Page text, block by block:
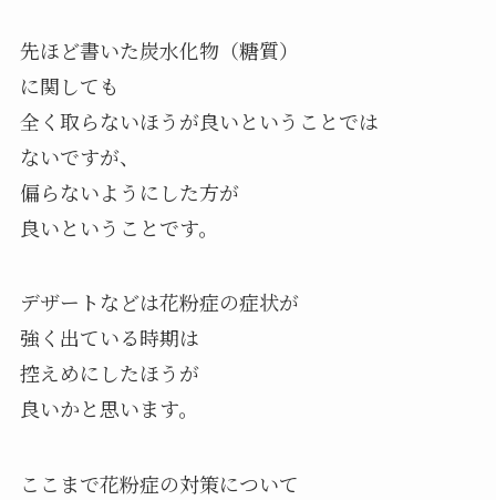
先ほど書いた炭水化物（糖質）
に関しても
全く取らないほうが良いということでは
ないですが、
偏らないようにした方が
良いということです。
デザートなどは花粉症の症状が
強く出ている時期は
控えめにしたほうが
良いかと思います。
ここまで花粉症の対策について